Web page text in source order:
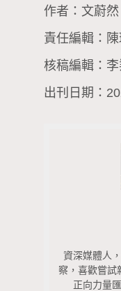
作者：文蔚然
責任編輯：
核稿編輯：李
出刊日期：
資深媒體人
察，喜歡嘗試
正向力量